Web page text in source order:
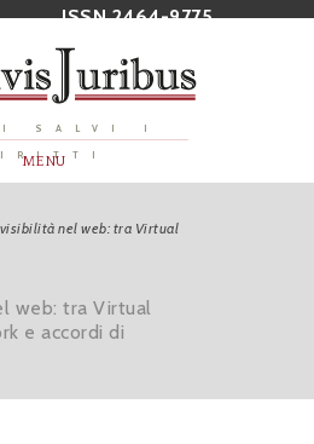
ISSN 2464-9775
SALVI I
MENU
nel web: tra Virtual
web: tra Virtual
e accordi di